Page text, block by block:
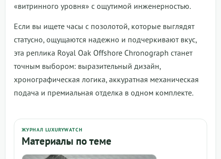
«витринного уровня» с ощутимой инженерностью.
Если вы ищете часы с позолотой, которые выглядят
статусно, ощущаются надежно и подчеркивают вкус,
эта реплика Royal Oak Offshore Chronograph станет
точным выбором: выразительный дизайн,
хронографическая логика, аккуратная механическая
подача и премиальная отделка в одном комплекте.
ЖУРНАЛ LUXURYWATCH
Материалы по теме